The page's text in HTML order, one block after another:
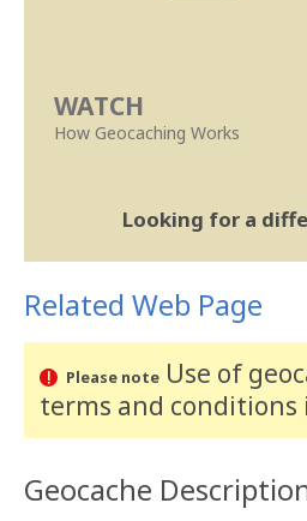
WATCH
How Geocaching Works
Looking for a
Related Web Page
Please noteUse of
terms and conditions
Geocache